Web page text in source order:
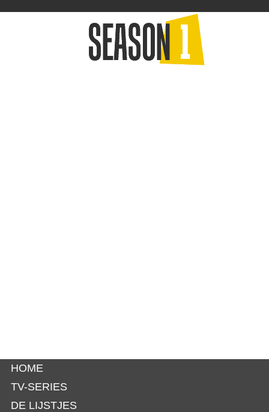
HOME
TV-SERIES
DE LIJSTJES